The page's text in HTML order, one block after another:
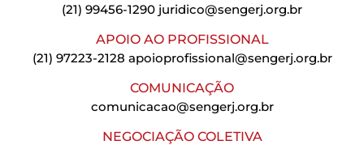
(21) 99456-1290 juridico@sengerj.org.br
APOIO AO PROFISSIONAL
(21) 97223-2128 apoioprofissional@sengerj.org.br
COMUNICAÇÃO
comunicacao@sengerj.org.br
NEGOCIAÇÃO COLETIVA